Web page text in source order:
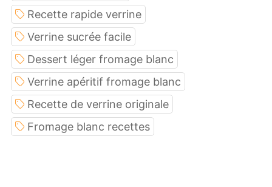
Recette rapide verrine
Verrine sucrée facile
Dessert léger fromage blanc
Verrine apéritif fromage blanc
Recette de verrine originale
Fromage blanc recettes